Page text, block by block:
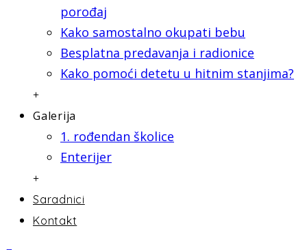
porođaj
Kako samostalno okupati bebu
Besplatna predavanja i radionice
Kako pomoći detetu u hitnim stanjima?
+
Galerija
1. rođendan školice
Enterijer
+
Saradnici
Kontakt